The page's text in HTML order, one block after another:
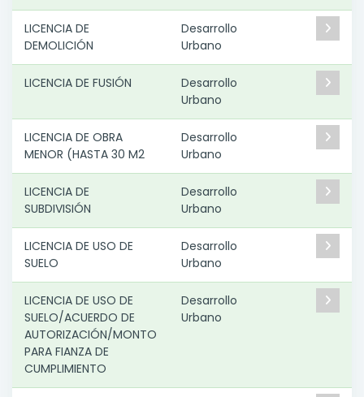
LICENCIA DE
DEMOLICIÓN
Desarrollo
Urbano
LICENCIA DE FUSIÓN
Desarrollo
Urbano
LICENCIA DE OBRA
MENOR (HASTA 30 M2
Desarrollo
Urbano
LICENCIA DE
SUBDIVISIÓN
Desarrollo
Urbano
LICENCIA DE USO DE
SUELO
Desarrollo
Urbano
LICENCIA DE USO DE
SUELO/ACUERDO DE
AUTORIZACIÓN/MONTO
PARA FIANZA DE
CUMPLIMIENTO
Desarrollo
Urbano